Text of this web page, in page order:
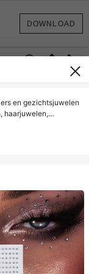
DOWNLOAD
en gezichtsjuwelen
haarjuwelen,
diamant
rave